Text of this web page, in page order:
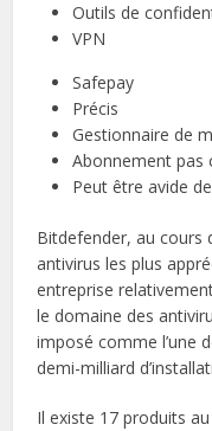
Outils de
VPN
Safepay
Précis
Gestionnaire de
Abonnement pas
Peut être avide
Bitdefender, au cours
antivirus les plus
entreprise
le domaine des
imposé comme l’une
demi-milliard
Il existe 17 produits